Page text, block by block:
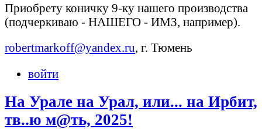
Приобрету коничку 9-ку нашего производства
(подчеркиваю - НАШЕГО - ИМЗ, например).
robertmarkoff@yandex.ru, г. Тюмень
войти
На Урале на Урал, или... на Ирбит,
тв..ю м@ть, 2025!